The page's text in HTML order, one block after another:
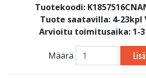
Tuotekoodi:
Tuote saatavilla: 4-23kpl
Arvioitu toimitusaika: 1-
Määrä